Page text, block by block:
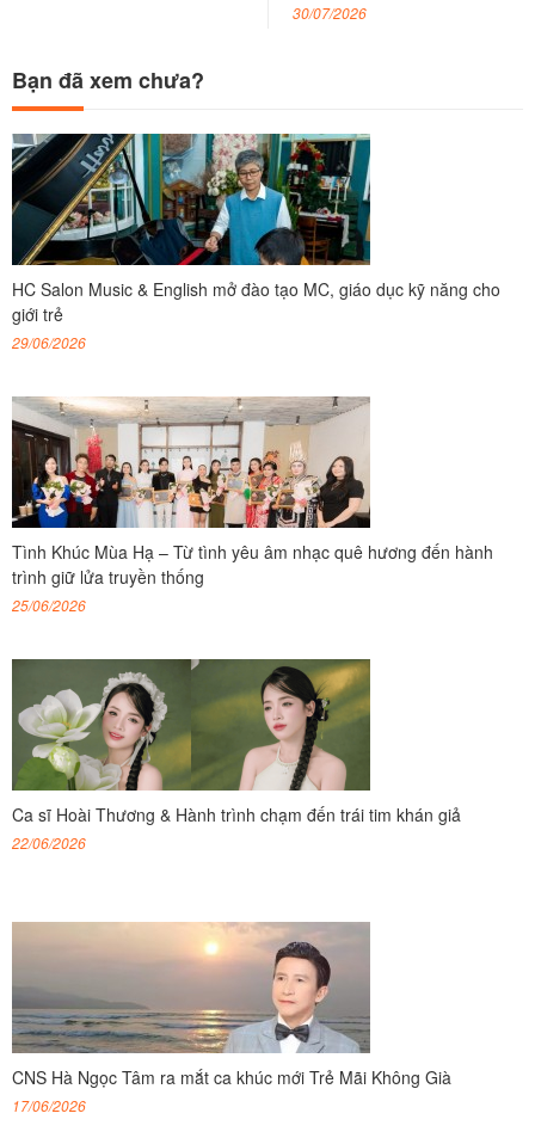
30/07/2026
Bạn đã xem chưa?
HC Salon Music & English mở đào tạo MC, giáo dục kỹ năng cho
giới trẻ
29/06/2026
Tình Khúc Mùa Hạ – Từ tình yêu âm nhạc quê hương đến hành
trình giữ lửa truyền thống
25/06/2026
Ca sĩ Hoài Thương & Hành trình chạm đến trái tim khán giả
22/06/2026
CNS Hà Ngọc Tâm ra mắt ca khúc mới Trẻ Mãi Không Già
17/06/2026